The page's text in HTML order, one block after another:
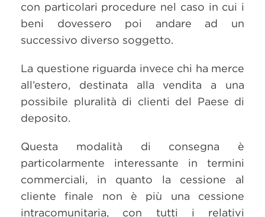
con particolari procedure nel caso in cui i
beni dovessero poi andare ad un
successivo diverso soggetto.
La questione riguarda invece chi ha merce
all’estero, destinata alla vendita a una
possibile pluralità di clienti del Paese di
deposito.
Questa modalità di consegna è
particolarmente interessante in termini
commerciali, in quanto la cessione al
cliente finale non è più una cessione
intracomunitaria, con tutti i relativi